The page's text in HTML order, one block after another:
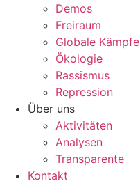
Demos
Freiraum
Globale Kämpfe
Ökologie
Rassismus
Repression
Über uns
Aktivitäten
Analysen
Transparente
Kontakt